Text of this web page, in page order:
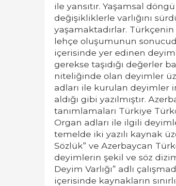
ile yansıtır. Yaşamsal
değişikliklerle varlığını
yaşamaktadırlar.
lehçe oluşumunun
içerisinde yer edinen
gerekse taşıdığı değerler
niteliğinde olan deyimler
adları ile kurulan deyimler
aldığı gibi yazılmıştır.
tanımlamaları Türkiye
Organ adları ile ilgili
temelde iki yazılı kaynak
Sözlük” ve Azerbaycan
deyimlerin şekil ve söz
Deyim Varlığı” adlı
içerisinde kaynakların